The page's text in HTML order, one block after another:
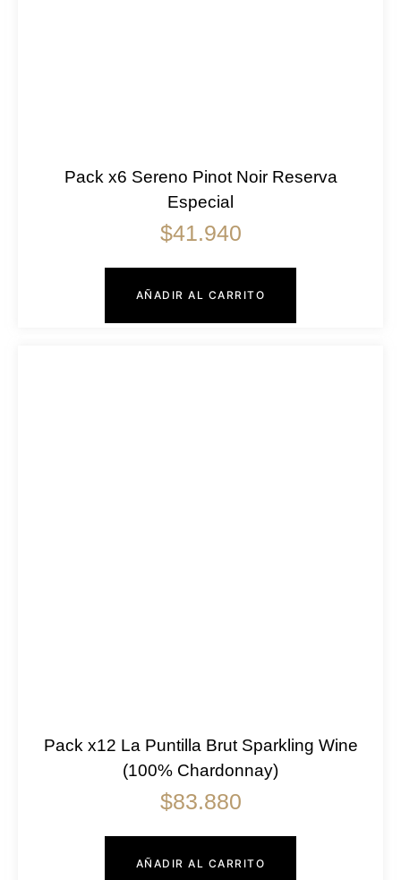
Pack x6 Sereno Pinot Noir Reserva
Especial
$41.940
AÑADIR AL CARRITO
Pack x12 La Puntilla Brut Sparkling Wine
(100% Chardonnay)
$83.880
AÑADIR AL CARRITO